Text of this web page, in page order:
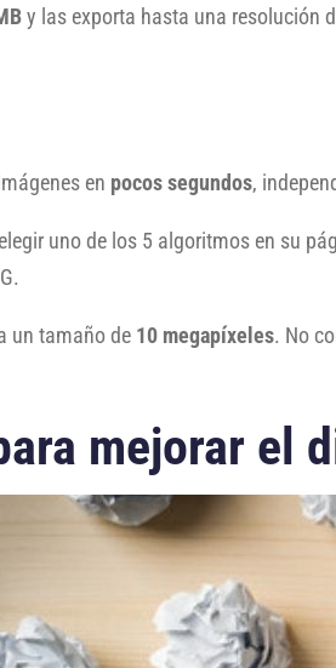
y las exporta hasta una resolución
en pocos segundos,
uno de los 5 algoritmos en su
un tamaño de 10 megapíxeles. No
mejorar el